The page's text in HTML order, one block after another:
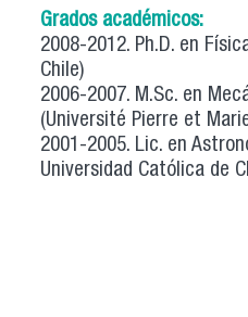
Grados académicos:
2008-2012. Ph.D. en
Chile)
2006-2007. M.Sc. en
(Université Pierre et
2001-2005. Lic. en
Universidad Católica de